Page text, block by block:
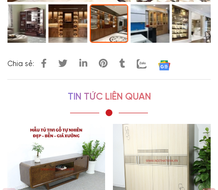
Chia sẻ:
TIN TỨC LIÊN QUAN